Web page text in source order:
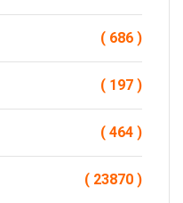
( 686 )
( 197 )
( 464 )
( 23870 )